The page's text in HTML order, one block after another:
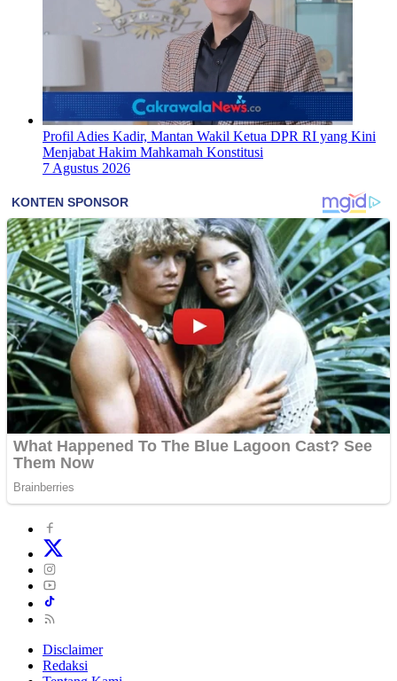
Profil Adies Kadir, Mantan Wakil Ketua DPR RI yang Kini
Menjabat Hakim Mahkamah Konstitusi
7 Agustus 2026
Disclaimer
Redaksi